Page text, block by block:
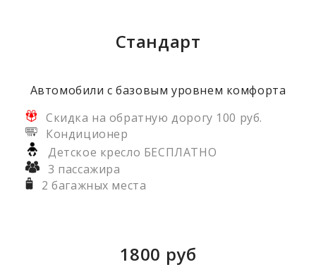
Стандарт
Автомобили с базовым уровнем комфорта
Скидка на обратную дорогу 100 руб.
Кондиционер
Детское кресло БЕСПЛАТНО
3 пассажира
2 багажных места
1800 руб